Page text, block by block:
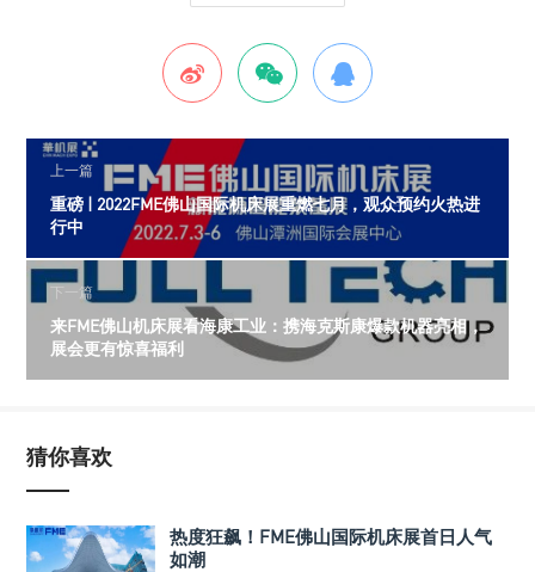
上一篇
重磅 | 2022FME佛山国际机床展重燃七月，观众预约火热进
行中
下一篇
来FME佛山机床展看海康工业：携海克斯康爆款机器亮相，
展会更有惊喜福利
猜你喜欢
热度狂飙！FME佛山国际机床展首日人气
如潮